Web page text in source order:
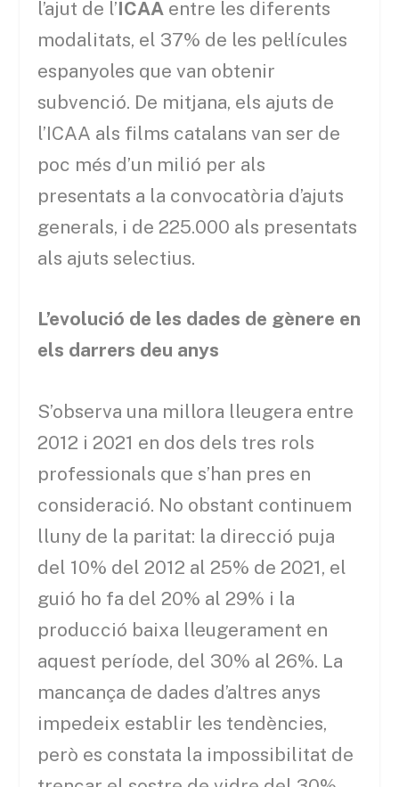
l’ajut de l’ICAA entre les diferents
modalitats, el 37% de les pel·lícules
espanyoles que van obtenir
subvenció. De mitjana, els ajuts de
l’ICAA als films catalans van ser de
poc més d’un milió per als
presentats a la convocatòria d’ajuts
generals, i de 225.000 als presentats
als ajuts selectius.
L’evolució de les dades de gènere en
els darrers deu anys
S’observa una millora lleugera entre
2012 i 2021 en dos dels tres rols
professionals que s’han pres en
consideració. No obstant continuem
lluny de la paritat: la direcció puja
del 10% del 2012 al 25% de 2021, el
guió ho fa del 20% al 29% i la
producció baixa lleugerament en
aquest període, del 30% al 26%. La
mancança de dades d’altres anys
impedeix establir les tendències,
però es constata la impossibilitat de